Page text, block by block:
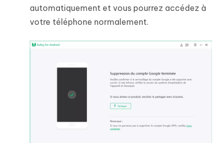
automatiquement et vous pourrez accédez à
votre téléphone normalement.